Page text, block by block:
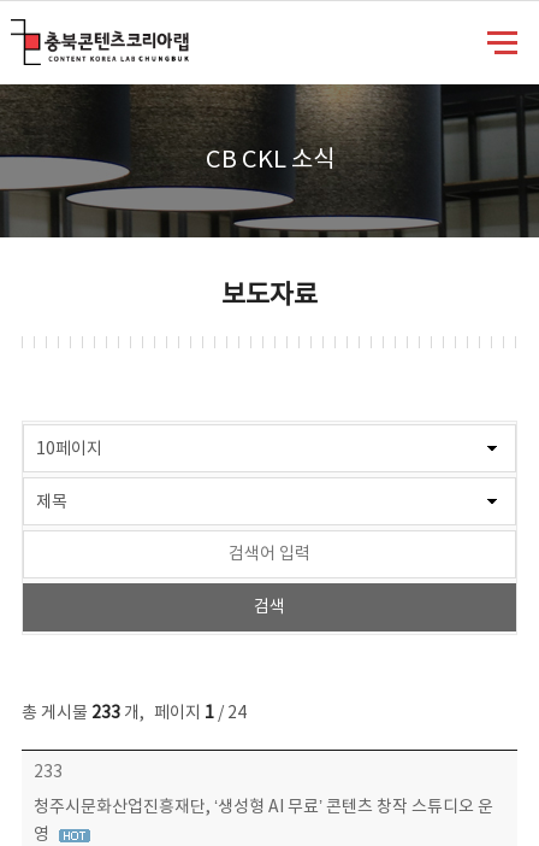
CB CKL 소식
보도자료
총 게시물 233개, 페이지 1/ 24
보도자료 목록 - 번호, 제목, 작성자, 파일, 조회수, 작성일 정보 제공
233
청주시문화산업진흥재단, ‘생성형 AI 무료’ 콘텐츠 창작 스튜디오 운
영